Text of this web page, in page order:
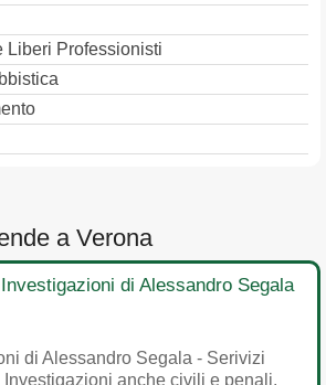
Liberi Professionisti
a Verona
di Alessandro Segala
di Alessandro Segala - Serivizi
anche civili e penali.